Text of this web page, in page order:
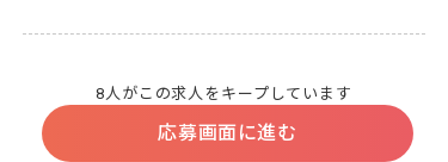
8人がこの求人をキープしています
応募画面に進む